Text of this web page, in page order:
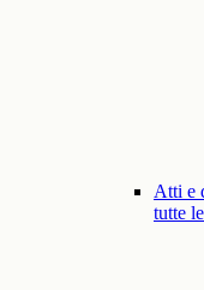
Atti e
tutte